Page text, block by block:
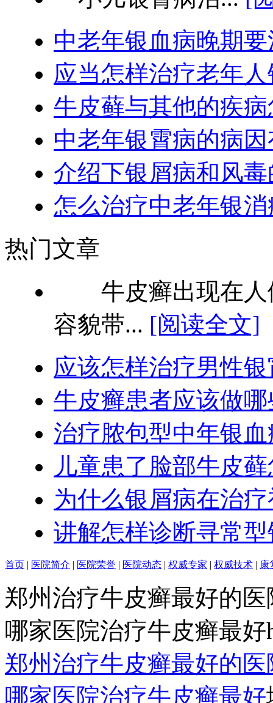
中老年银血病晚期
应当怎样治疗老年
牛皮藓与其他的疾
中老年银霄病的病
介绍下银屑病和风
怎么治疗中老年银
热门文章
牛皮癣出现在人
容貌带... [阅读全文]
应该怎样治疗男性
牛皮癣患者应该做
治疗脓包型中年银
儿童患了脸部牛皮
为什么银屑病在治
讲解怎样诊断寻常
首页 | 医院简介 | 医院荣誉 | 医院动态 | 权威专家 | 权威技术 | 康
郑州治疗牛皮癣最好的
哪家医院治疗牛皮癣最好
郑州治疗牛皮癣最好的
哪家医院治疗牛皮癣最好